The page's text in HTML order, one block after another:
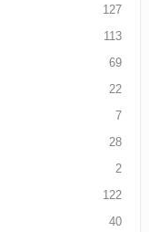
127
113
69
22
7
28
2
122
40